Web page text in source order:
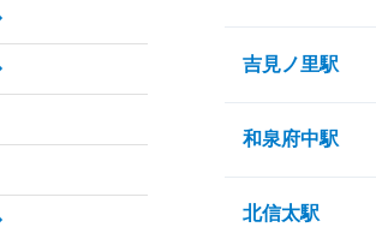
吉見ノ里駅
和泉府中駅
北信太駅